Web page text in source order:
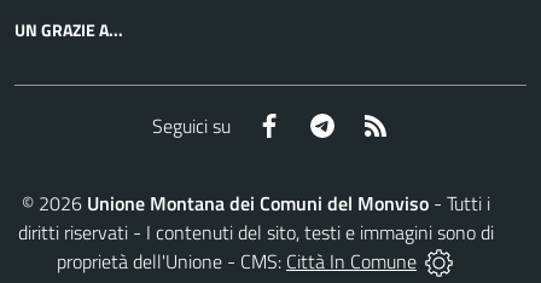
UN GRAZIE A...
Seguici su Facebook Telegram
© 2026 Unione Montana dei Comuni del Monviso - Tutti i
diritti riservati - I contenuti del sito, testi e immagini sono di
proprietà dell'Unione - CMS: Città In Comune